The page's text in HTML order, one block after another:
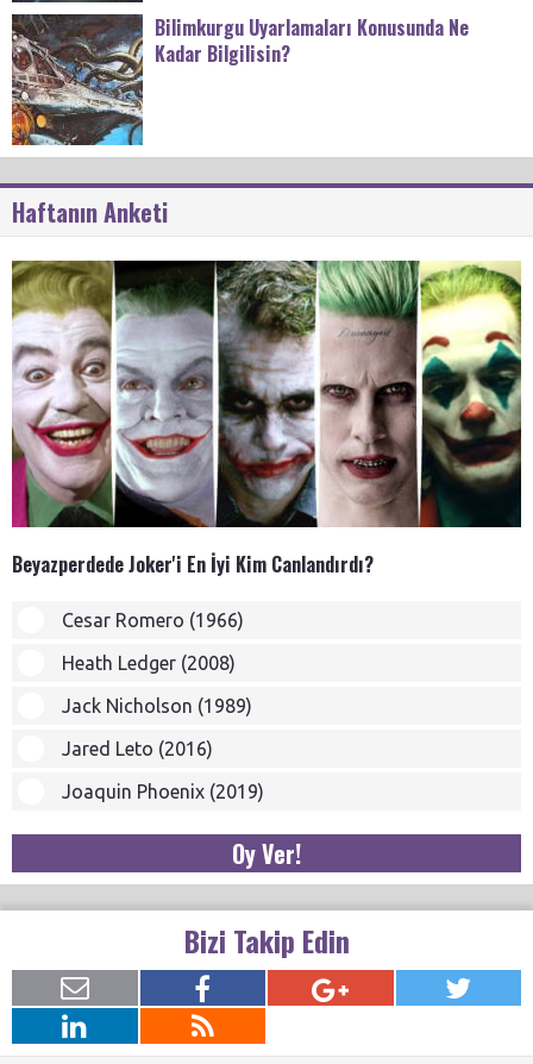
Bilimkurgu Uyarlamaları Konusunda Ne
Kadar Bilgilisin?
Haftanın Anketi
Beyazperdede Joker'i En İyi Kim Canlandırdı?
Cesar Romero (1966)
Heath Ledger (2008)
Jack Nicholson (1989)
Jared Leto (2016)
Joaquin Phoenix (2019)
Oy Ver!
Bizi Takip Edin